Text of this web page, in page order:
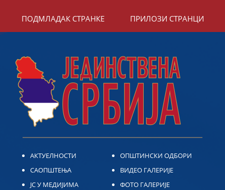
ПОДМЛАДАК СТРАНКЕ ПРИЛОЗИ СТРАНЦИ
АКТУЕЛНОСТИ
САОПШТЕЊА
ЈС У МЕДИЈИМА
ОПШТИНСКИ ОДБОРИ
ВИДЕО ГАЛЕРИЈЕ
ФОТО ГАЛЕРИЈЕ